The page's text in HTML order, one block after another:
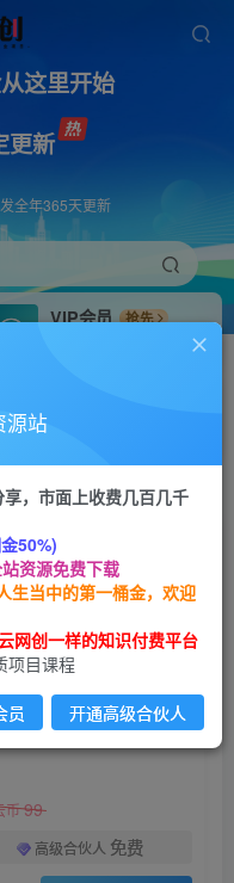
这里开始
更新
全年365天更新
VIP会员
抢先
到1保姆级详细教程
关注 私信
1773 48
姆级详细教程
币99
高级合伙人 免费
源站
，市面上收费几百几千
50%)
资源免费下载
生当中的第一桶金，欢迎
网创一样的知识付费平台
项目课程
员 开通高级合伙人